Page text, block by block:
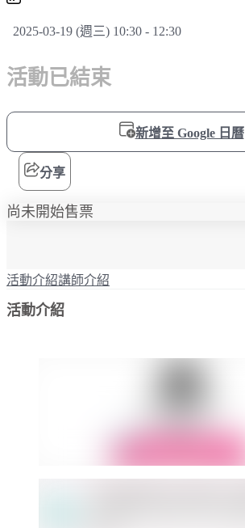
2025-03-19 (週三) 10:30 - 12:30
活動已結束
新增至 Google 日曆
分享
尚未開始售票
活動介紹講師介紹
活動介紹